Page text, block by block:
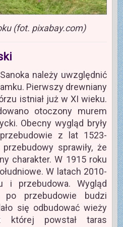
(fot. pixabay.com)
należy uwzględnić
Pierwszy drewniany
istniał już w XI wieku.
otoczony murem
Obecny wygląd bryły
z lat 1523-
sprawiły, że
charakter. W 1915 roku
W latach 2010-
i przebudowa. Wygląd
przebudowie budzi
się odbudować wieży
której powstał taras